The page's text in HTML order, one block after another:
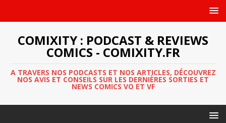
COMIXITY : PODCAST & REVIEWS
COMICS - COMIXITY.FR
A TRAVERS NOS PODCASTS ET NOS ARTICLES, DÉCOUVREZ
NOS AVIS ET CONSEILS SUR LES DERNIÈRES SORTIES ET
NEWS COMICS VO ET VF